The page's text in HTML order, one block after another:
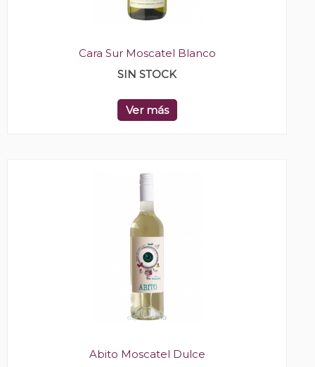
Cara Sur Moscatel Blanco
SIN STOCK
Ver más
Abito Moscatel Dulce